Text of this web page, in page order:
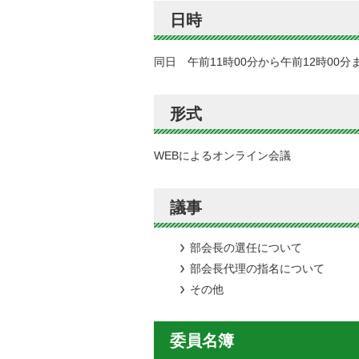
日時
同日 午前11時00分から午前12時00分ま
形式
WEBによるオンライン会議
議事
部会長の選任について
部会長代理の指名について
その他
委員名簿